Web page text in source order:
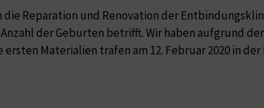
die Reparation und Renovation der
der Geburten betrifft. Wir haben aufgrund
ersten Materialien trafen am 12. Februar 2020 in